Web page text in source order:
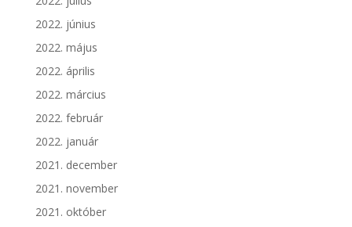
2022. június
2022. május
2022. április
2022. március
2022. február
2022. január
2021. december
2021. november
2021. október